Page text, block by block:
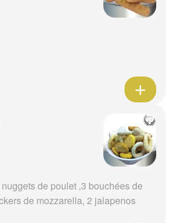
de poulet ,3 bouchées de
de mozzarella, 2 jalapenos